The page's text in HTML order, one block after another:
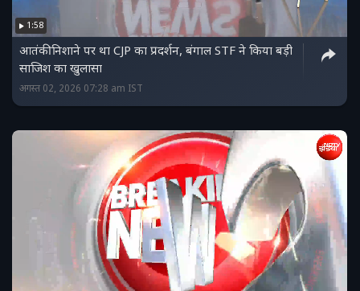
1:58
आतंकी निशाने पर था CJP का प्रदर्शन, बंगाल STF ने किया बड़ी
साजिश का खुलासा
अगस्त 02, 2026 07:28 am IST